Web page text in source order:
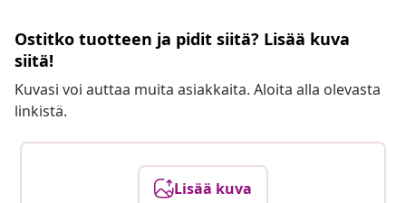
Ostitko tuotteen ja pidit siitä? Lisää kuva
siitä!
Kuvasi voi auttaa muita asiakkaita. Aloita alla olevasta
linkistä.
Lisää kuva